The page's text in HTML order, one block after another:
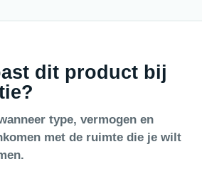
dit product bij
type, vermogen en
met de ruimte die je wilt